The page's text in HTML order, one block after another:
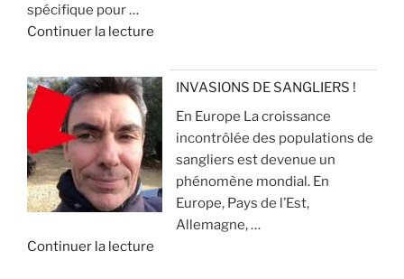
i
t
r
q
u
e
s
e
»
e
u
p
o
u
r
spécifique pour …
Continuer la lecture
«
e
c
h
e
INVASIONS DE SANGLIERS !
En Europe La croissance
incontrôlée des populations de
sangliers est devenue un
phénomène mondial. En
Europe, Pays de l’Est,
Allemagne, …
Continuer la lecture